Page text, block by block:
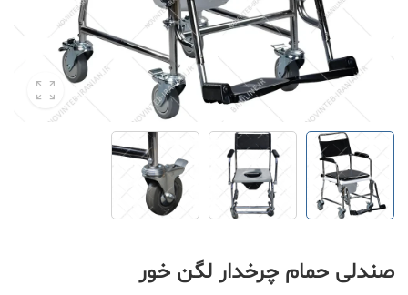
صندلی حمام چرخدار لگن خور